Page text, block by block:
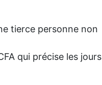
tierce personne non
qui précise les jours